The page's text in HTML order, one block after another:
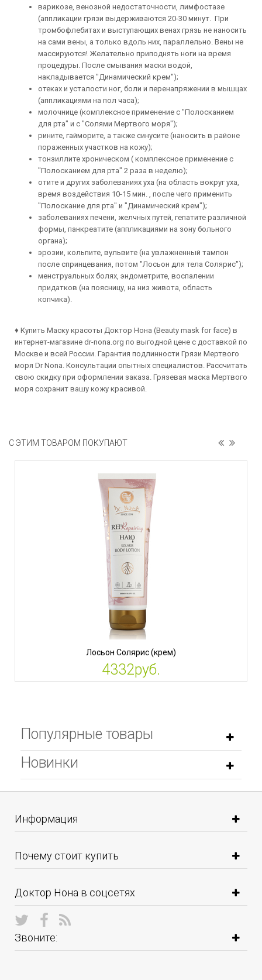
варикозе, венозной недостаточности, лимфостазе
(аппликации грязи выдерживаются 20-30 минут. При
тромбофлебитах и выступающих венах грязь не наносить
на сами вены, а только вдоль них, параллельно. Вены не
массируются! Желательно приподнять ноги на время
процедуры. После смывания маски водой,
накладывается "Динамический крем");
отеках и усталости ног, боли и перенапряжении в мышцах
(аппликациями на пол часа);
молочнице (комплексное применение с "Полосканием
для рта" и с "Солями Мертвого моря");
рините, гайморите, а также синусите (наносить в районе
пораженных участков на кожу);
тонзиллите хроническом ( комплексное применение с
"Полосканием для рта" 2 раза в неделю);
отите и других заболеваниях уха (на область вокруг уха,
время воздействия 10-15 мин. , после чего применить
"Полоскание для рта" и "Динамический крем");
заболеваниях печени, желчных путей, гепатите различной
формы, панкреатите (аппликациями на зону больного
органа);
эрозии, кольпите, вульвите (на увлажненный тампон
после спринцевания, потом "Лосьон для тела Солярис");
менструальных болях, эндометрите, воспалении
придатков (на поясницу, на низ живота, область
копчика).
♦ Купить Маску красоты Доктор Нона (Beauty mask for face) в
интернет-магазине dr-nona.org по выгодной цене с доставкой по
Москве и всей России. Гарантия подлинности Грязи Мертвого
моря Dr Nona. Консультации опытных специалистов. Рассчитать
свою скидку при оформлении заказа. Грязевая маска Мертвого
моря сохранит вашу кожу красивой.
С ЭТИМ ТОВАРОМ ПОКУПАЮТ
Лосьон Солярис (крем)
4332руб.
Популярные товары
Новинки
Информация
Почему стоит купить
Доктор Нона в соцсетях
Звоните: